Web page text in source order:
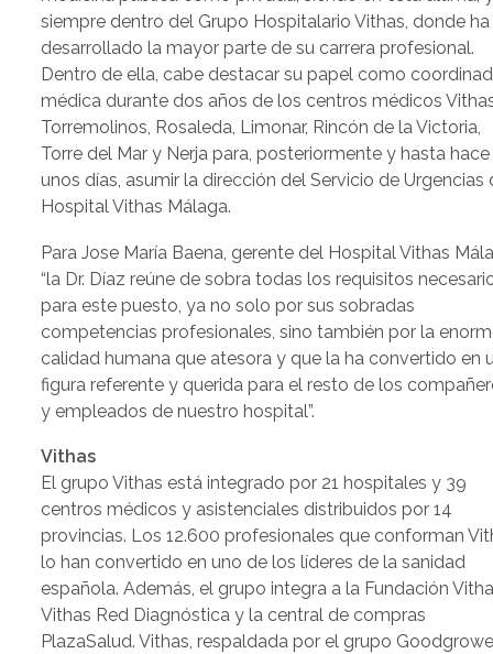
siempre dentro del Grupo Hospitalario Vithas, donde ha
desarrollado la mayor parte de su carrera profesional.
Dentro de ella, cabe destacar su papel como
médica durante dos años de los centros médicos
Torremolinos, Rosaleda, Limonar, Rincón de la Victoria,
Torre del Mar y Nerja para, posteriormente y hasta hace
unos días, asumir la dirección del Servicio de Urgencias
Hospital Vithas Málaga.
Para Jose María Baena, gerente del Hospital Vithas
“la Dr. Díaz reúne de sobra todas los requisitos
para este puesto, ya no solo por sus sobradas
competencias profesionales, sino también por la
calidad humana que atesora y que la ha convertido en
figura referente y querida para el resto de los
y empleados de nuestro hospital”.
Vithas
El grupo Vithas está integrado por 21 hospitales y 39
centros médicos y asistenciales distribuidos por 14
provincias. Los 12.600 profesionales que conforman
lo han convertido en uno de los líderes de la sanidad
española. Además, el grupo integra a la Fundación
Vithas Red Diagnóstica y la central de compras
PlazaSalud. Vithas, respaldada por el grupo